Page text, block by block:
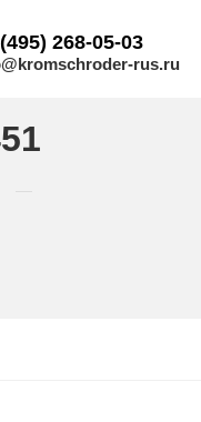
268-05-03
rus.ru